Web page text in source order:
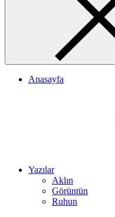
Anasayfa
Yazılar
Aklın
Görüntün
Ruhun